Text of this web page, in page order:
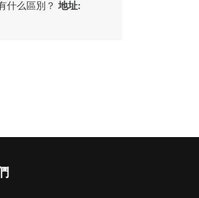
么區別？地址: